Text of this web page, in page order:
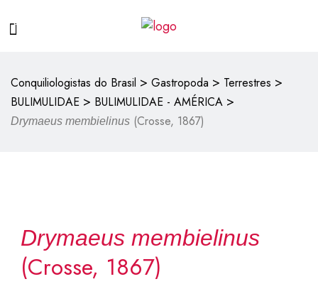
Conquiliologistas do Brasil > Gastropoda > Terrestres >
BULIMULIDAE > BULIMULIDAE - AMÉRICA >
Drymaeus membielinus (Crosse, 1867)
Drymaeus membielinus
(Crosse, 1867)